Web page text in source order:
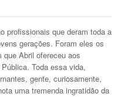
profissionais que deram toda a
gerações. Foram eles os
Abril ofereceu aos
Toda essa vida,
gente, curiosamente,
uma tremenda ingratidão da